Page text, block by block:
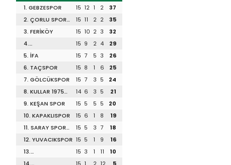
1. GEBZESPOR
15 12 1 2
37
2. ÇORLU SPOR
15 11 2 2
35
3. FERİKÖY
15 10 2 3
32
4.
DİLİSKELESİSPOR
15 9 2 4
29
5. İFA
15 7 5 3
26
6. TAÇSPOR
15 8 1 6
25
7. GÖLCÜKSPOR
15 7 3 5
24
8. KULLAR 1975
14 6 3 5
21
9. KEŞAN SPOR
15 5 5 5
20
10. KAPAKLISPOR
15 6 1 8
19
11. SARAY SPOR
15 5 3 7
18
12. YUVACIKSPOR 15 5 1 9
16
13.
15 3 1 11
10